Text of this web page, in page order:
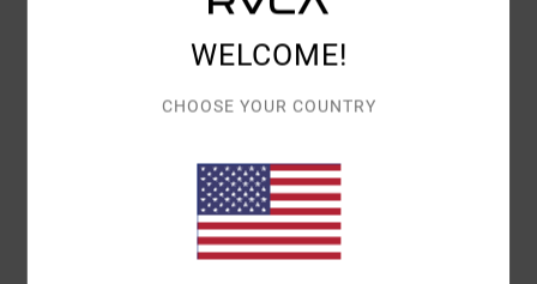
2 VERIFIZIERTEN BEWERTUNGEN
100% UNSERER KUNDEN EMPFEHLEN DIESES PRODUKT
KOMFORT
PREIS-LEISTUNGS-VERHÄLTNIS
3.5
WELCOME!
CHOOSE YOUR COUNTRY